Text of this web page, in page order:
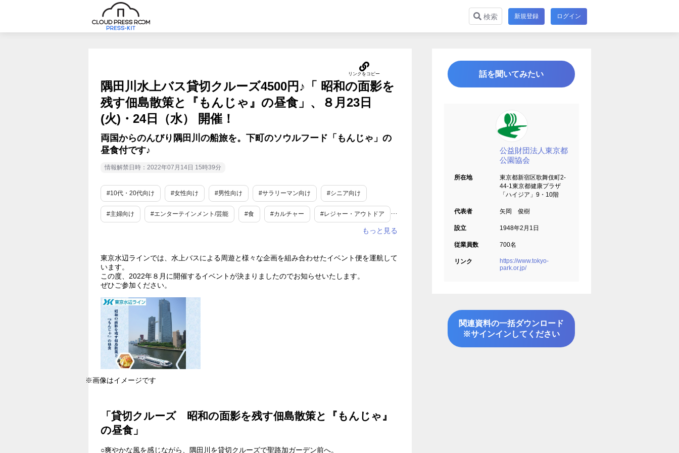
検索 新規登録 ログイン
隅田川水上バス貸切クルーズ4500円♪「 昭和の面影を
残す佃島散策と『もんじゃ』の昼食」、８月23日
(火)・24日（水） 開催！
両国からのんびり隅田川の船旅を。下町のソウルフード「もんじゃ」の
昼食付です♪
情報解禁日時：2022年07月14日 15時39分
#10代・20代向け #女性向け #男性向け #サラリーマン向け #シニア向け
#主婦向け #エンターテインメント/芸能 #食 #カルチャー #レジャー・アウトドア
#期間限定 #業界で人気 #旬 #ご褒美 #夏 #夏休み #東京
東京水辺ラインでは、水上バスによる周遊と様々な企画を組み合わせたイベント便を運航して
います。
この度、2022年８月に開催するイベントが決まりましたのでお知らせいたします。
ぜひご参加ください。
※画像はイメージです
「貸切クルーズ 昭和の面影を残す佃島散策と『もんじゃ』
の昼食」
○爽やかな風を感じながら、隅田川を貸切クルーズで聖路加ガーデン前へ。
話を聞いてみたい
公益財団法人東京都
公園協会
所在地
東京都新宿区歌舞伎町2-
44-1東京都健康プラザ
「ハイジア」9・10階
代表者 矢岡 俊樹
設立 1948年2月1日
従業員数 700名
リンク
https://www.tokyo-
park.or.jp/
関連資料の一括ダウンロード
※サインインしてください